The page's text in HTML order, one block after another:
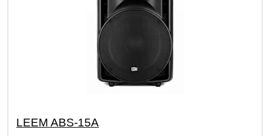
LEEM ABS-15A